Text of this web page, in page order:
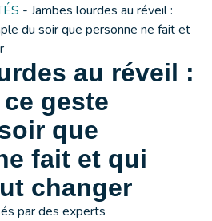
- Jambes lourdes au réveil :
du soir que personne ne fait et
au réveil :
geste
que
fait et qui
changer
par des experts